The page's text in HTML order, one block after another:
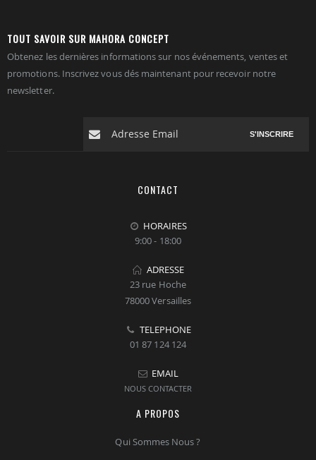
TOUT SAVOIR SUR MAHORA CONCEPT
Obtenez les dernières informations sur nos événements, ventes et
promotions. Inscrivez vous dés maintenant pour recevoir notre
newsletter.
S'INSCRIRE
CONTACT
HORAIRES
9:00 - 18:00
ADRESSE
23 rue Hoche
78000 Versailles
TELEPHONE
01 87 124 124
EMAIL
NOUS CONTACTER
A PROPOS
Qui Sommes Nous ?